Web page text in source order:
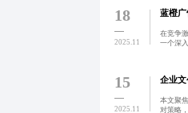
18
2025.11
蓝橙
在竞争
一个深
15
2025.11
企业
本文聚
对策略